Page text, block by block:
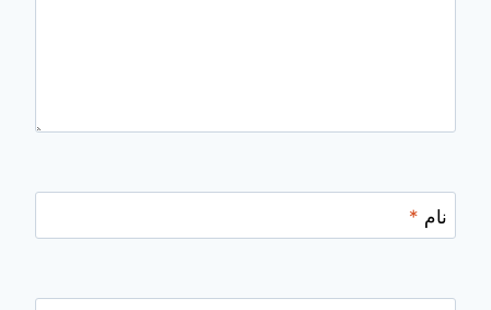
نام *